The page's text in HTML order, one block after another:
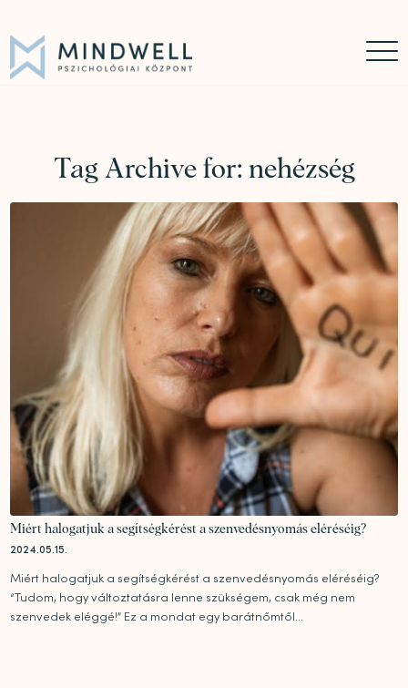
Tag Archive for: nehézség
Miért halogatjuk a segítségkérést a szenvedésnyomás eléréséig?
2024.05.15.
Miért halogatjuk a segítségkérést a szenvedésnyomás eléréséig?
“Tudom, hogy változtatásra lenne szükségem, csak még nem
szenvedek eléggé!” Ez a mondat egy barátnőmtől...